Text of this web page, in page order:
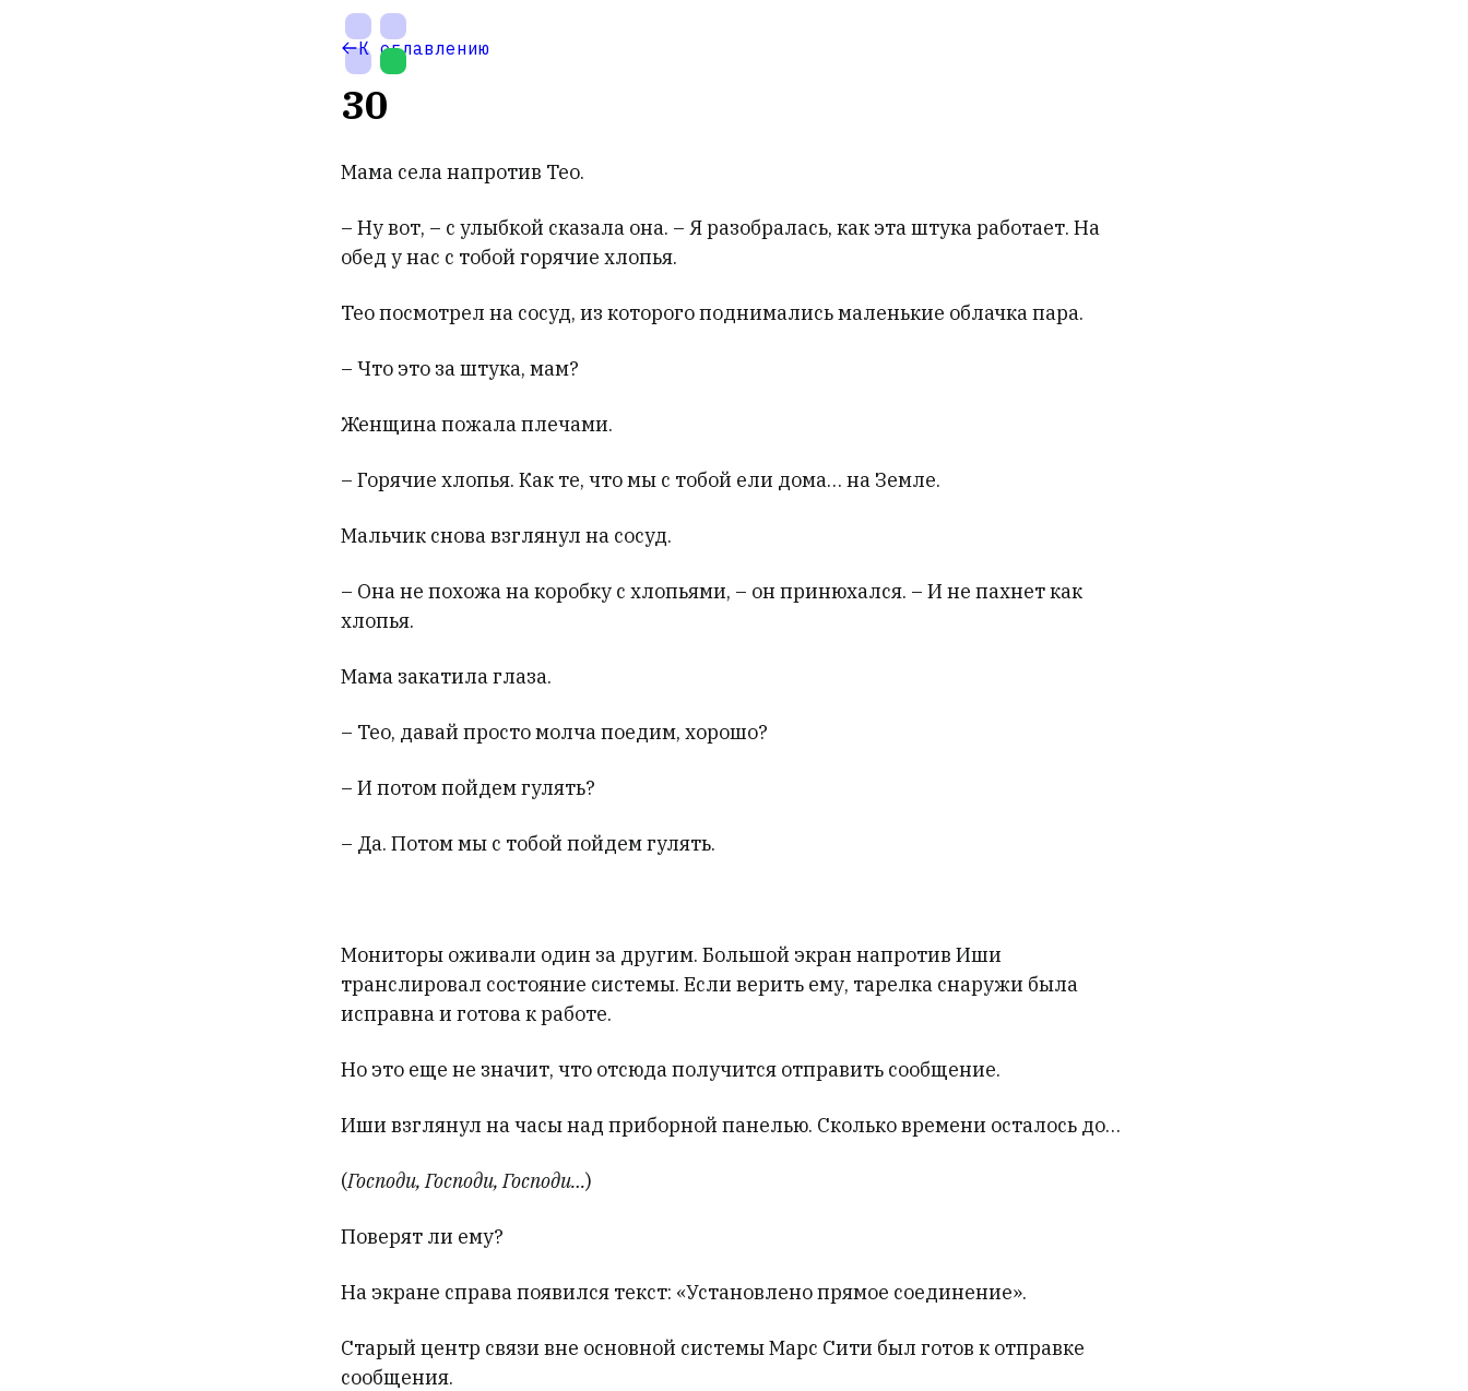
На
главную
К оглавлению
30
Мама села напротив Тео.
– Ну вот, – с улыбкой сказала она. – Я разобралась, как эта штука работает. На
обед у нас с тобой горячие хлопья.
Тео посмотрел на сосуд, из которого поднимались маленькие облачка пара.
– Что это за штука, мам?
Женщина пожала плечами.
– Горячие хлопья. Как те, что мы с тобой ели дома… на Земле.
Мальчик снова взглянул на сосуд.
– Она не похожа на коробку с хлопьями, – он принюхался. – И не пахнет как
хлопья.
Мама закатила глаза.
– Тео, давай просто молча поедим, хорошо?
– И потом пойдем гулять?
– Да. Потом мы с тобой пойдем гулять.
Мониторы оживали один за другим. Большой экран напротив Иши
транслировал состояние системы. Если верить ему, тарелка снаружи была
исправна и готова к работе.
Но это еще не значит, что отсюда получится отправить сообщение.
Иши взглянул на часы над приборной панелью. Сколько времени осталось до…
(Господи, Господи, Господи…)
Поверят ли ему?
На экране справа появился текст: «Установлено прямое соединение».
Старый центр связи вне основной системы Марс Сити был готов к отправке
сообщения.